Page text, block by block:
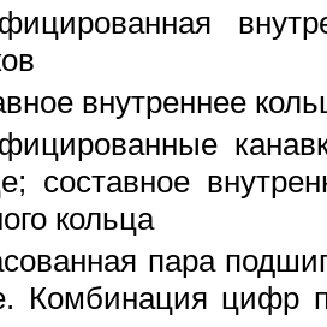
внутреннее
составное
кольца
пара
Комбинация цифр